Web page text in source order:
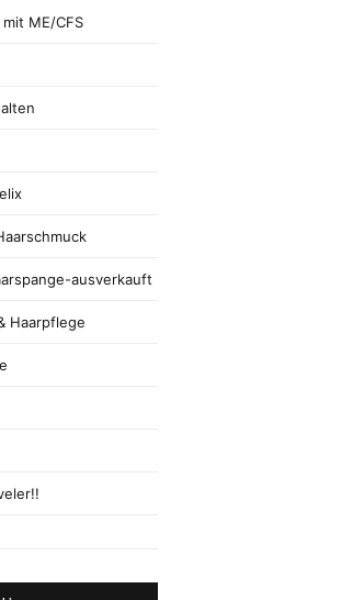
ME/CFS
ausverkauft
Haarpflege